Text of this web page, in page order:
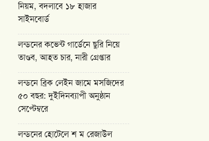
নিয়ম, বদলাবে ১৮ হাজার
সাইনবোর্ড
লন্ডনের কভেন্ট গার্ডেনে ছুরি নিয়ে
তাণ্ডব, আহত চার, নারী গ্রেপ্তার
লন্ডনে ব্রিক লেইন জামে মসজিদের
৫০ বছর: দুইদিনব্যাপী অনুষ্ঠান
সেপ্টেম্বরে
লন্ডনের হোটেলে শ ম রেজাউল